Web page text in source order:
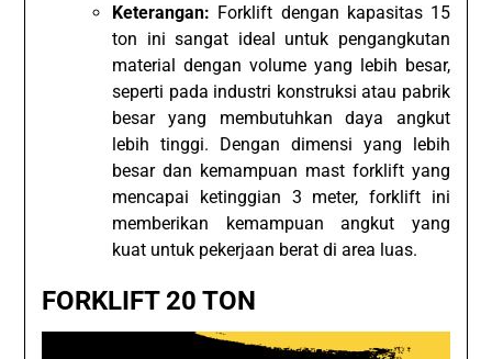
Keterangan: Forklift dengan kapasitas 15
ton ini sangat ideal untuk pengangkutan
material dengan volume yang lebih besar,
seperti pada industri konstruksi atau pabrik
besar yang membutuhkan daya angkut
lebih tinggi. Dengan dimensi yang lebih
besar dan kemampuan mast forklift yang
mencapai ketinggian 3 meter, forklift ini
memberikan kemampuan angkut yang
kuat untuk pekerjaan berat di area luas.
FORKLIFT 20 TON